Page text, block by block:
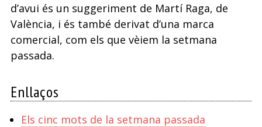
d’avui és un suggeriment de Martí Raga, de
València, i és també derivat d’una marca
comercial, com els que vèiem la setmana
passada.
Enllaços
Els cinc mots de la setmana passada